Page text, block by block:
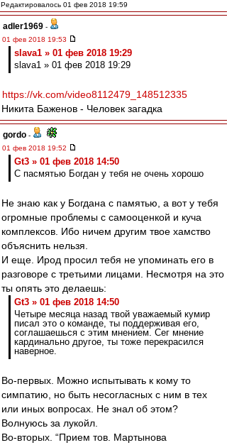
Редактировалось 01 фев 2018 19:59
adler1969 -
01 фев 2018 19:53
slava1 » 01 фев 2018 19:29
slava1 » 01 фев 2018 19:29
https://vk.com/video8112479_148512335
Никита Баженов - Человек загадка
gordo -
01 фев 2018 19:52
Gt3 » 01 фев 2018 14:50
С пасмятью Богдан у тебя не очень хорошо
Не знаю как у Богдана с памятью, а вот у тебя
огромные проблемы с самооценкой и куча
комплексов. Ибо ничем другим твое хамство
объяснить нельзя.
И еще. Ирод просил тебя не упоминать его в
разговоре с третьими лицами. Несмотря на это
ты опять это делаешь:
Gt3 » 01 фев 2018 14:50
Четыре месяца назад твой уважаемый кумир
писал это о команде, ты поддерживая его,
соглашаешься с этим мнением. Сег мнение
кардинально другое, ты тоже перекрасился
наверное.
Во-первых. Можно испытывать к кому то
симпатию, но быть несогласных с ним в тех
или иных вопросах. Не знал об этом?
Волнуюсь за лукойл.
Во-вторых. “Прием тов. Мартынова